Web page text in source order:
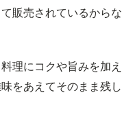
販売されているからな
理にコクや旨みを加え
をあえてそのまま残し